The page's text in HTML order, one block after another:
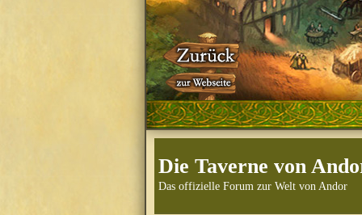
Die Taverne von
Das offizielle Forum zur Welt von Andor